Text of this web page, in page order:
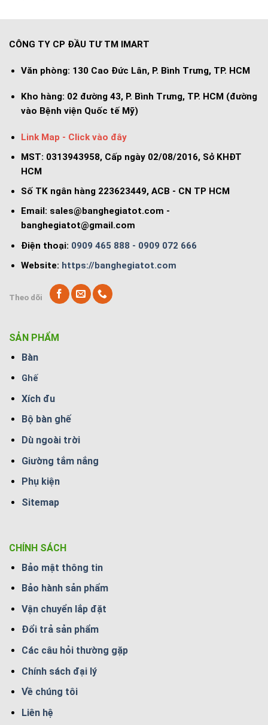
CÔNG TY CP ĐẦU TƯ TM IMART
Văn phòng: 130 Cao Đức Lân, P. Bình Trưng, TP. HCM
Kho hàng: 02 đường 43, P. Bình Trưng, TP. HCM (đường
vào Bệnh viện Quốc tế Mỹ)
Link Map - Click vào đây
MST: 0313943958, Cấp ngày 02/08/2016, Sở KHĐT
HCM
Số TK ngân hàng 223623449, ACB - CN TP HCM
Email: sales@banghegiatot.com -
banghegiatot@gmail.com
Điện thoại: 0909 465 888 - 0909 072 666
Website: https://banghegiatot.com
Theo dõi
SẢN PHẨM
Bàn
Ghế
Xích đu
Bộ bàn ghế
Dù ngoài trời
Giường tắm nắng
Phụ kiện
Sitemap
CHÍNH SÁCH
Bảo mật thông tin
Bảo hành sản phẩm
Vận chuyển lắp đặt
Đổi trả sản phẩm
Các câu hỏi thường gặp
Chính sách đại lý
Về chúng tôi
Liên hệ